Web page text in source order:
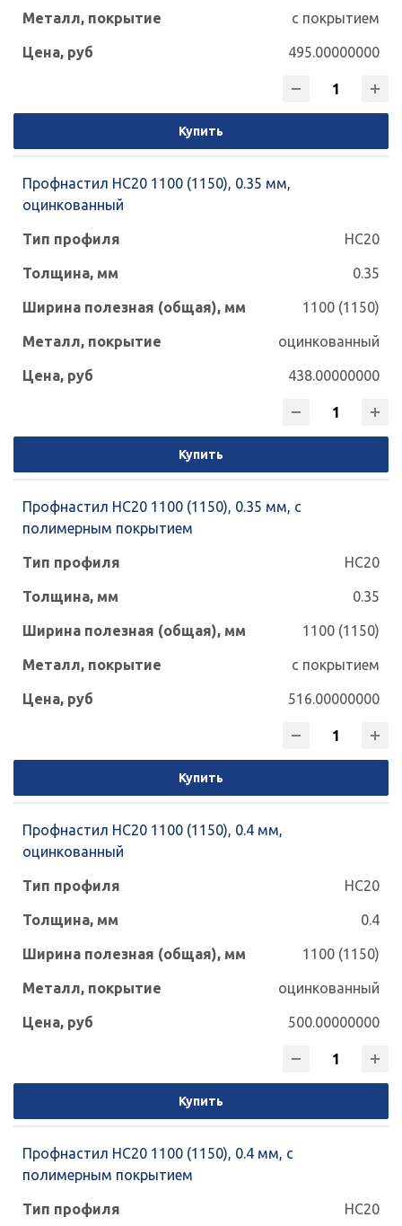
с покрытием
495.00000000
Купить
Профнастил НС20 1100 (1150), 0.35 мм,
оцинкованный
НС20
0.35
1100 (1150)
оцинкованный
438.00000000
Купить
Профнастил НС20 1100 (1150), 0.35 мм, с
полимерным покрытием
НС20
0.35
1100 (1150)
с покрытием
516.00000000
Купить
Профнастил НС20 1100 (1150), 0.4 мм,
оцинкованный
НС20
0.4
1100 (1150)
оцинкованный
500.00000000
Купить
Профнастил НС20 1100 (1150), 0.4 мм, с
полимерным покрытием
НС20